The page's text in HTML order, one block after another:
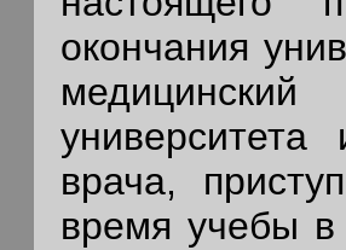
окончания
врача,
время учебы в